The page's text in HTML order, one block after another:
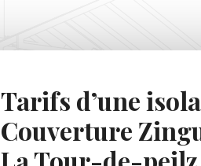
Tarifs d’une
Couverture